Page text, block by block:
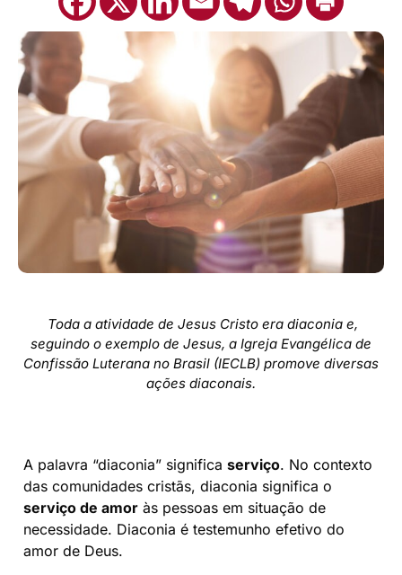
Toda a atividade de Jesus Cristo era diaconia e,
seguindo o exemplo de Jesus, a Igreja Evangélica de
Confissão Luterana no Brasil (IECLB) promove diversas
ações diaconais.
A palavra “diaconia” significa serviço. No contexto
das comunidades cristãs, diaconia significa o
serviço de amor às pessoas em situação de
necessidade. Diaconia é testemunho efetivo do
amor de Deus.